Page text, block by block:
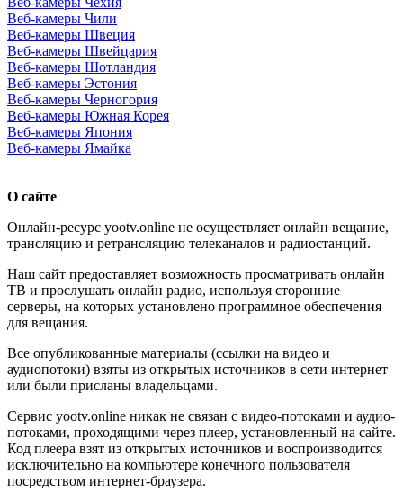
Веб-камеры Чили
Веб-камеры Швеция
Веб-камеры Швейцария
Веб-камеры Шотландия
Веб-камеры Эстония
Веб-камеры Черногория
Веб-камеры Южная Корея
Веб-камеры Япония
Веб-камеры Ямайка
О сайте
Онлайн-ресурс yootv.online не осуществляет онлайн вещание,
трансляцию и ретрансляцию телеканалов и радиостанций.
Наш сайт предоставляет возможность просматривать онлайн
ТВ и прослушать онлайн радио, используя сторонние
серверы, на которых установлено программное обеспечения
для вещания.
Все опубликованные материалы (ссылки на видео и
аудиопотоки) взяты из открытых источников в сети интернет
или были присланы владельцами.
Сервис yootv.online никак не связан с видео-потоками и аудио-
потоками, проходящими через плеер, установленный на сайте.
Код плеера взят из открытых источников и воспроизводится
исключительно на компьютере конечного пользователя
посредством интернет-браузера.